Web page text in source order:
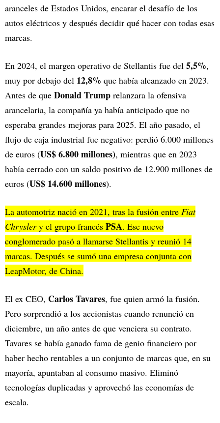
aranceles de Estados Unidos, encarar el desafío de los
autos eléctricos y después decidir qué hacer con todas esas
marcas.
En 2024, el margen operativo de Stellantis fue del 5,5%,
muy por debajo del 12,8% que había alcanzado en 2023.
Antes de que Donald Trump relanzara la ofensiva
arancelaria, la compañía ya había anticipado que no
esperaba grandes mejoras para 2025. El año pasado, el
flujo de caja industrial fue negativo: perdió 6.000 millones
de euros (US$ 6.800 millones), mientras que en 2023
había cerrado con un saldo positivo de 12.900 millones de
euros (US$ 14.600 millones).
La automotriz nació en 2021, tras la fusión entre Fiat
Chryslery el grupo francés PSA. Ese nuevo
conglomerado pasó a llamarse Stellantis y reunió 14
marcas. Después se sumó una empresa conjunta con
LeapMotor, de China.
El ex CEO, Carlos Tavares, fue quien armó la fusión.
Pero sorprendió a los accionistas cuando renunció en
diciembre, un año antes de que venciera su contrato.
Tavares se había ganado fama de genio financiero por
haber hecho rentables a un conjunto de marcas que, en su
mayoría, apuntaban al consumo masivo. Eliminó
tecnologías duplicadas y aprovechó las economías de
escala.